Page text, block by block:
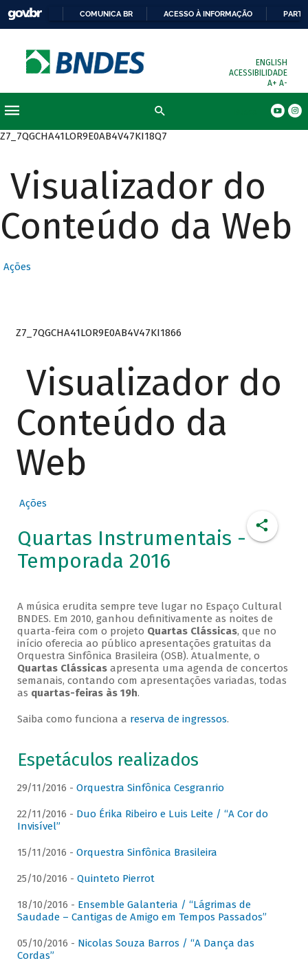
COMUNICA BR ACESSO À INFORMAÇÃO
ENGLISH
ACESSIBILIDADE
A+ A-
Z7_7QGCHA41LOR9E0AB4V47KI18Q7
Visualizador do
Conteúdo da Web
Ações
Z7_7QGCHA41LOR9E0AB4V47KI1866
Visualizador do
Conteúdo da
Web
Ações
Quartas Instrumentais -
Temporada 2016
A música erudita sempre teve lugar no Espaço Cultural
BNDES. Em 2010, ganhou definitivamente as noites de
quarta-feira com o projeto Quartas Clássicas, que no
início oferecia ao público apresentações gratuitas da
Orquestra Sinfônica Brasileira (OSB). Atualmente, o
Quartas Clássicasapresenta uma agenda de concertos
semanais, contando com apresentações variadas, todas
as quartas-feiras às 19h.
Saiba como funciona a reserva de ingressos.
Espetáculos realizados
29/11/2016 - Orquestra Sinfônica Cesgranrio
22/11/2016 - Duo Érika Ribeiro e Luis Leite / “A Cor do
Invisível”
15/11/2016 - Orquestra Sinfônica Brasileira
25/10/2016 - Quinteto Pierrot
18/10/2016 - Ensemble Galanteria / “Lágrimas de
Saudade – Cantigas de Amigo em Tempos Passados”
05/10/2016 - Nicolas Souza Barros / “A Dança das
Cordas”